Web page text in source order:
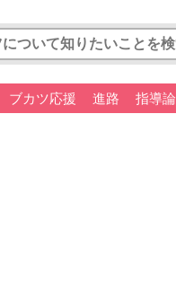
ブカツ応援 進路 指導論